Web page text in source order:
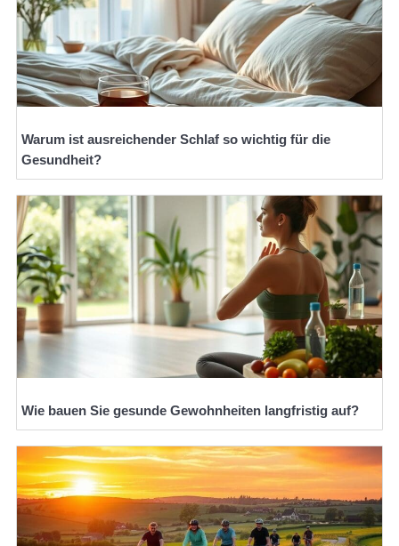
Warum ist ausreichender Schlaf so wichtig für die
Gesundheit?
Wie bauen Sie gesunde Gewohnheiten langfristig auf?